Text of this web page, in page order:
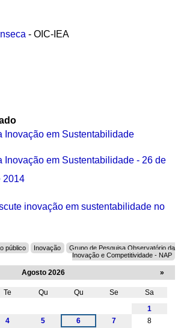
- OIC-IEA
Inovação em Sustentabilidade
Inovação em Sustentabilidade - 26 de
2014
inovação em sustentabilidade no
público Inovação
Grupo de Pesquisa Observatório da
Inovação e Competitividade - NAP
Agosto 2026 »
Te Qu Qu Se
Sa
1
4 5 6 7
8